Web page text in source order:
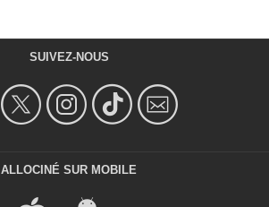
SUIVEZ-NOUS
ALLOCINÉ SUR MOBILE